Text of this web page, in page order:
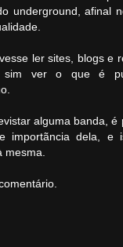
underground, afinal
ler sites, blogs e
ver o que é
alguma banda, é
importãncia dela, e
mesma.